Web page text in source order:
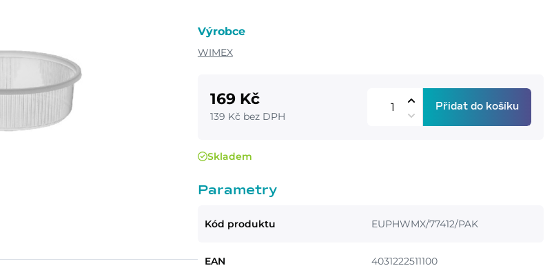
Výrobce
WIMEX
169 Kč
139 Kč bez DPH
Přidat do košíku
Skladem
Parametry
Kód produktu EUPHWMX/77412/PAK
EAN 4031222511100